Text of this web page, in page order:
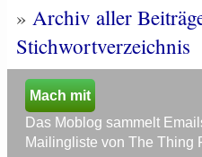
» Archiv aller
Stichwortverzeichnis
Mach mit
Das Moblog sammelt
Mailingliste von The Thing